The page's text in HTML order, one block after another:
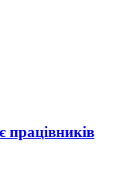
працівників